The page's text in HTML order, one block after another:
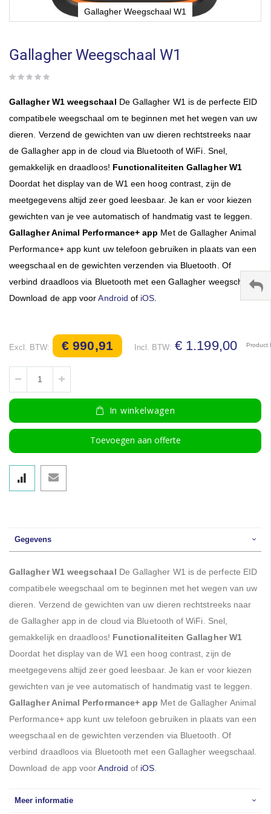
Gallagher Weegschaal W1
het
begin
de
gallerij
Gallagher Weegschaal W1
Gallagher W1 weegschaal De Gallagher W1 is de perfecte EID
compatibele weegschaal om te beginnen met het wegen van uw
dieren. Verzend de gewichten van uw dieren rechtstreeks naar
de Gallagher app in de cloud via Bluetooth of WiFi. Snel,
gemakkelijk en draadloos! Functionaliteiten Gallagher W1
Doordat het display van de W1 een hoog contrast, zijn de
meetgegevens altijd zeer goed leesbaar. Je kan er voor kiezen
gewichten van je vee automatisch of handmatig vast te leggen.
Gallagher Animal Performance+ app Met de Gallagher Animal
Performance+ app kunt uw telefoon gebruiken in plaats van een
weegschaal en de gewichten verzenden via Bluetooth. Of
verbind draadloos via Bluetooth met een Gallagher weegschaal.
Download de app voorAndroid of iOS.
€ 990,91 € 1.199,00 Product
In winkelwagen
Toevoegen aan offerte
Gegevens
Gallagher W1 weegschaal De Gallagher W1 is de perfecte EID
compatibele weegschaal om te beginnen met het wegen van uw
dieren. Verzend de gewichten van uw dieren rechtstreeks naar
de Gallagher app in de cloud via Bluetooth of WiFi. Snel,
gemakkelijk en draadloos! Functionaliteiten Gallagher W1
Doordat het display van de W1 een hoog contrast, zijn de
meetgegevens altijd zeer goed leesbaar. Je kan er voor kiezen
gewichten van je vee automatisch of handmatig vast te leggen.
Gallagher Animal Performance+ app Met de Gallagher Animal
Performance+ app kunt uw telefoon gebruiken in plaats van een
weegschaal en de gewichten verzenden via Bluetooth. Of
verbind draadloos via Bluetooth met een Gallagher weegschaal.
Download de app voorAndroid of iOS
Meer informatie